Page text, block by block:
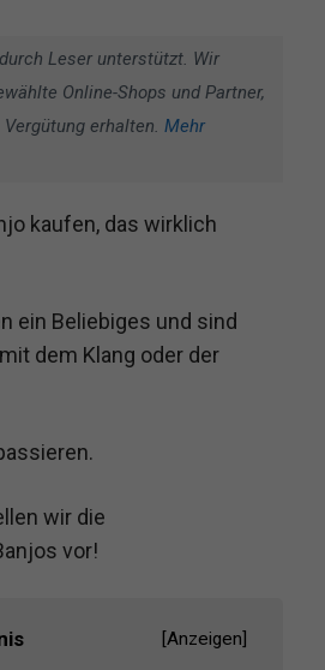
Leser unterstützt. Wir
Online-Shops und Partner,
erhalten. Mehr
kaufen, das wirklich
ein Beliebiges und sind
dem Klang oder der
wir die
vor!
[Anzeigen]